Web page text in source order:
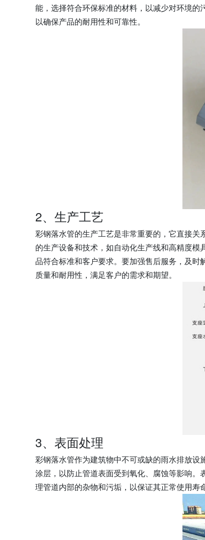
能，选择符合环保标准的材料，以减少对环境的
以确保产品的耐用性和可靠性。
2、生产工艺
彩钢落水管的生产工艺是非常重要的，它直接
的生产设备和技术，如自动化生产线和高精度
品符合标准和客户要求。要加强售后服务，及
质量和耐用性，满足客户的需求和期望。
3、表面处理
彩钢落水管作为建筑物中不可或缺的雨水排放
涂层，以防止管道表面受到氧化、腐蚀等影响
理管道内部的杂物和污垢，以保证其正常使用寿